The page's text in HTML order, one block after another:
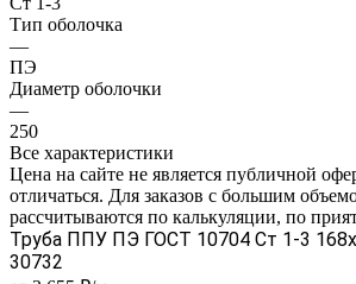
Тип оболочка
—
ПЭ
Диаметр оболочки
—
250
Все характеристики
Цена на сайте не является публичной
отличаться. Для заказов с большим
рассчитываются по калькуляции, по
Труба ППУ ПЭ ГОСТ 10704 Ст 1-3
30732